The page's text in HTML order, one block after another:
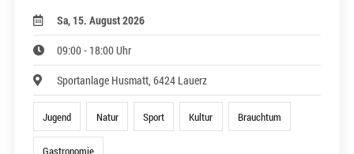
Sa, 15. August 2026
09:00 - 18:00 Uhr
Sportanlage Husmatt, 6424 Lauerz
Jugend Natur Sport Kultur Brauchtum
Gastronomie